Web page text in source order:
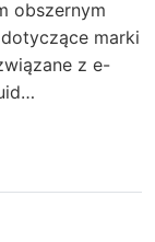
obszernym
marki
z e-